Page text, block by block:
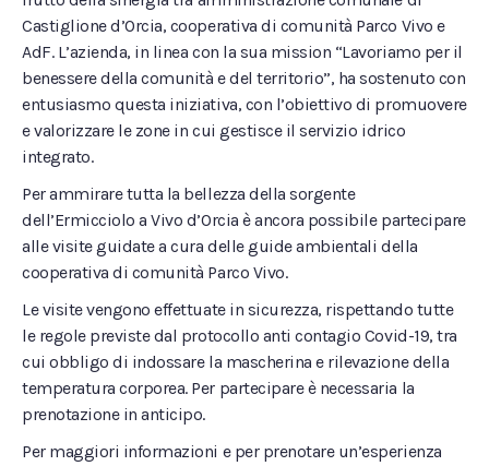
Castiglione d’Orcia, cooperativa di comunità Parco Vivo e
AdF. L’azienda, in linea con la sua mission “Lavoriamo per il
benessere della comunità e del territorio”, ha sostenuto con
entusiasmo questa iniziativa, con l’obiettivo di promuovere
e valorizzare le zone in cui gestisce il servizio idrico
integrato.
Per ammirare tutta la bellezza della sorgente
dell’Ermicciolo a Vivo d’Orcia è ancora possibile partecipare
alle visite guidate a cura delle guide ambientali della
cooperativa di comunità Parco Vivo.
Le visite vengono effettuate in sicurezza, rispettando tutte
le regole previste dal protocollo anti contagio Covid-19, tra
cui obbligo di indossare la mascherina e rilevazione della
temperatura corporea. Per partecipare è necessaria la
prenotazione in anticipo.
Per maggiori informazioni e per prenotare un’esperienza